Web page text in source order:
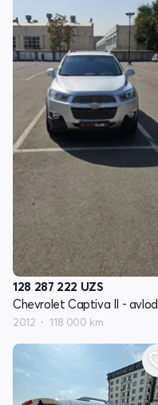
128 287 222 UZS
Chevrolet Captiva II - avlod
2012 118 000 km